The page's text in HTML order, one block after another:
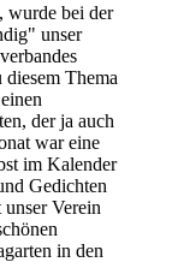
wurde bei der
unser
diesem Thema
der ja auch
war eine
im Kalender
Gedichten
Verein
in den